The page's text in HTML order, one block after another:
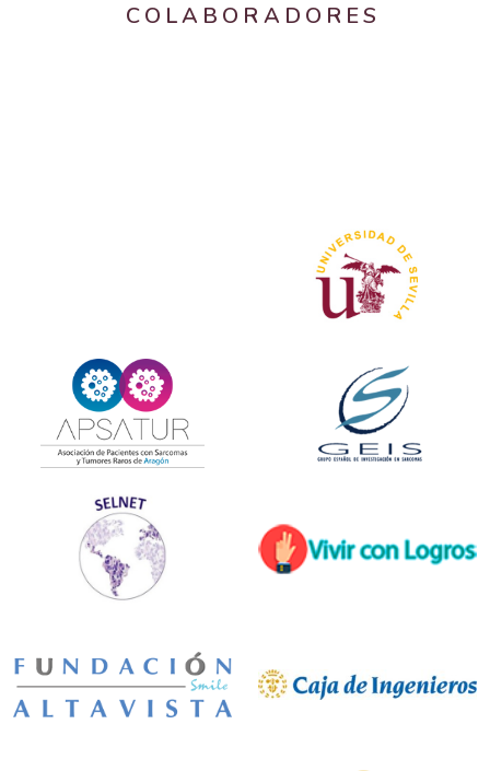
COLABORADORES